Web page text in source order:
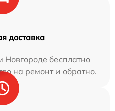
доставка
бесплатно
на ремонт и обратно.